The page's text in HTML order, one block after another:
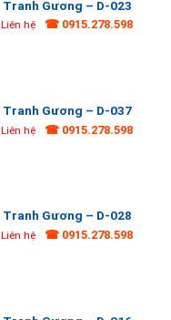
Tranh Gương – D-023
Liên hệ ☎ 0915.278.598
Tranh Gương – D-037
Liên hệ ☎ 0915.278.598
Tranh Gương – D-028
Liên hệ ☎ 0915.278.598